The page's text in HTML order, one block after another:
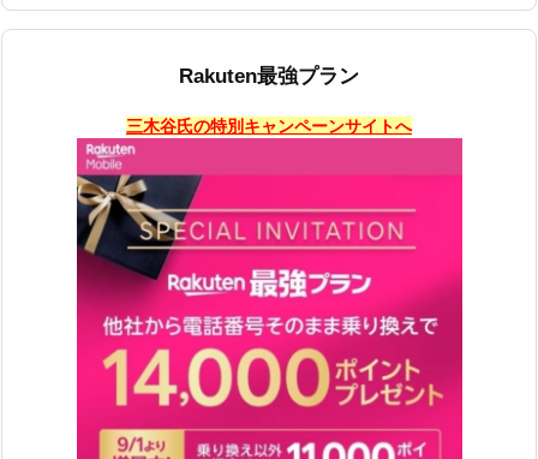
Rakuten最強プラン
三木谷氏の特別キャンペーンサイトへ